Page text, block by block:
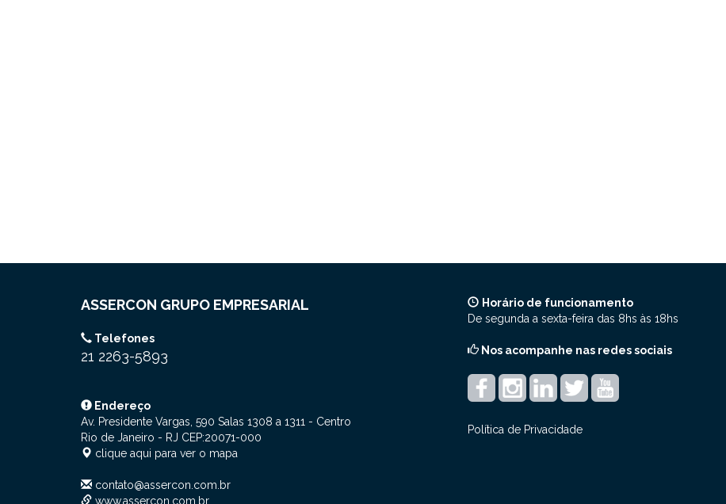
ASSERCON GRUPO EMPRESARIAL
Telefones
21 2263-5893
Endereço
Av. Presidente Vargas, 590 Salas 1308 a 1311 - Centro
Rio de Janeiro - RJ CEP:20071-000
clique aqui para ver o mapa
contato@assercon.com.br
www.assercon.com.br
Horário de funcionamento
De segunda a sexta-feira das 8hs às 18hs
Nos acompanhe nas redes sociais
Política de Privacidade